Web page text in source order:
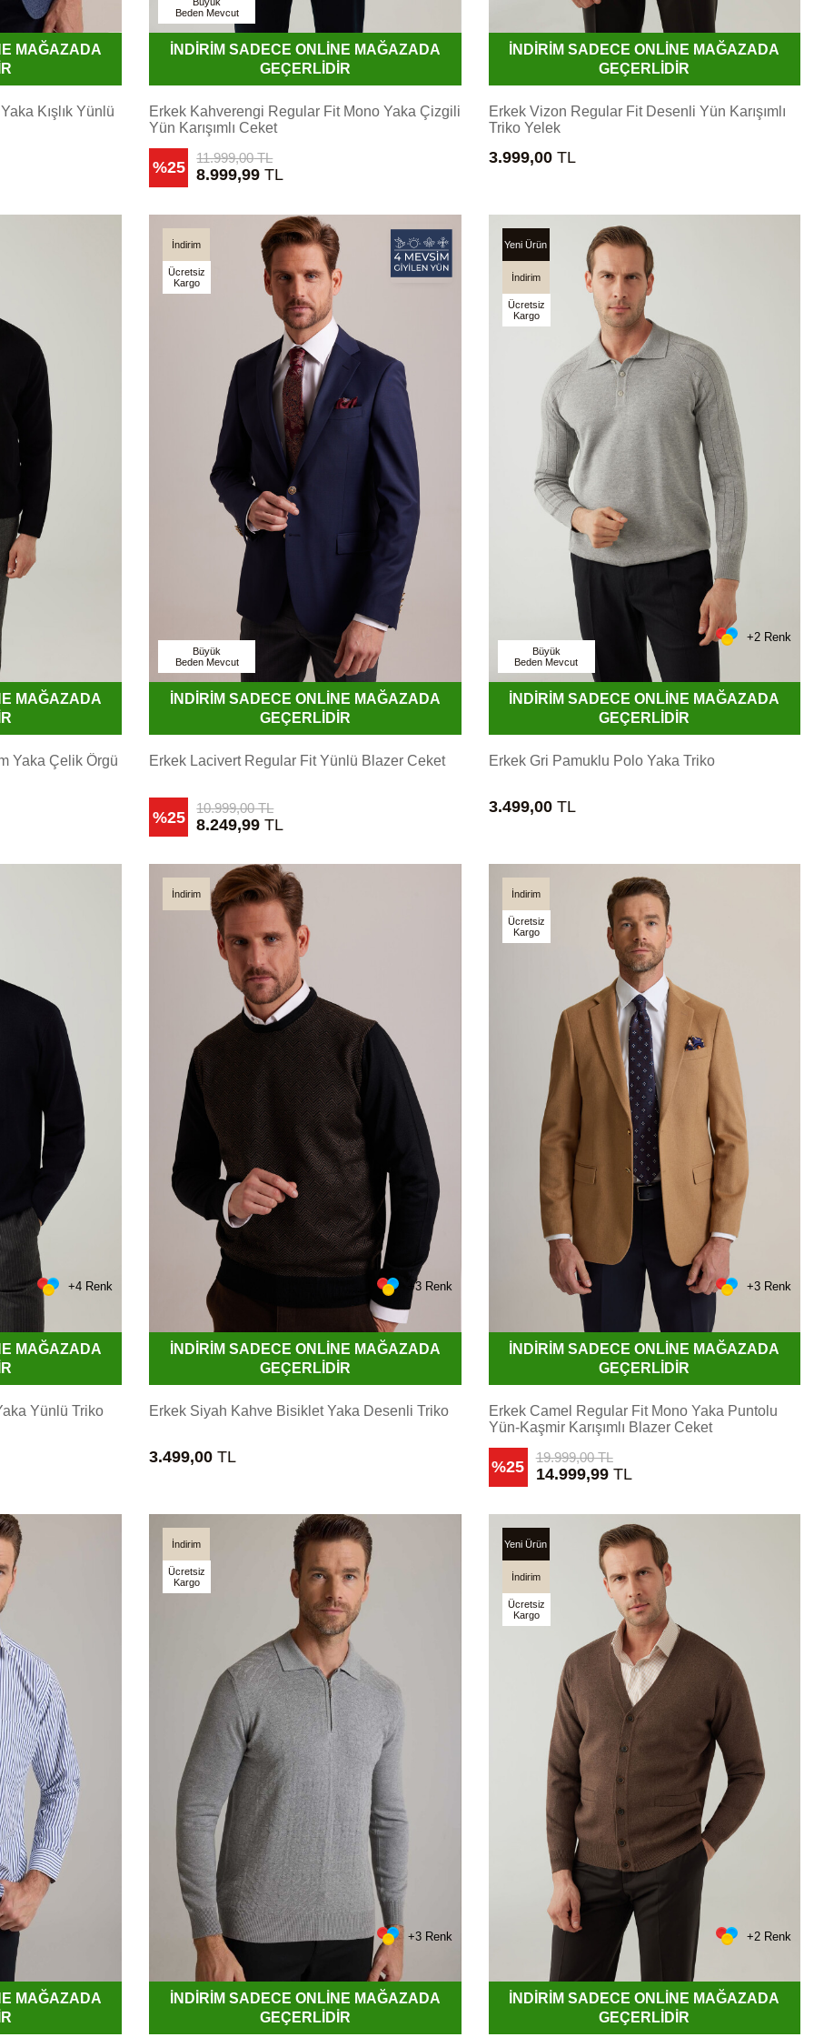
MAĞAZADA
Kışlık Yünlü
Beden Mevcut
İNDİRİM SADECE ONLİNE MAĞAZADA
GEÇERLİDİR
Erkek Kahverengi Regular Fit Mono Yaka Çizgili
Yün Karışımlı Ceket
%25
11.999,00TL
8.999,99 TL
İNDİRİM SADECE ONLİNE MAĞAZADA
GEÇERLİDİR
Erkek Vizon Regular Fit Desenli Yün Karışımlı
Triko Yelek
3.999,00TL
MAĞAZADA
Yaka Çelik Örgü
İndirim
Ücretsiz
Kargo
Büyük
Beden Mevcut
İNDİRİM SADECE ONLİNE MAĞAZADA
GEÇERLİDİR
Erkek Lacivert Regular Fit Yünlü Blazer Ceket
%25
10.999,00TL
8.249,99 TL
Yeni Ürün
İndirim
Ücretsiz
Kargo
Büyük
Beden Mevcut
+2 Renk
İNDİRİM SADECE ONLİNE MAĞAZADA
GEÇERLİDİR
Erkek Gri Pamuklu Polo Yaka Triko
3.499,00TL
+4 Renk
MAĞAZADA
Yünlü Triko
İndirim
+3 Renk
İNDİRİM SADECE ONLİNE MAĞAZADA
GEÇERLİDİR
Erkek Siyah Kahve Bisiklet Yaka Desenli Triko
3.499,00 TL
İndirim
Ücretsiz
Kargo
+3 Renk
İNDİRİM SADECE ONLİNE MAĞAZADA
GEÇERLİDİR
Erkek Camel Regular Fit Mono Yaka Puntolu
Yün-Kaşmir Karışımlı Blazer Ceket
%25
19.999,00TL
14.999,99TL
MAĞAZADA
İndirim
Ücretsiz
Kargo
+3 Renk
İNDİRİM SADECE ONLİNE MAĞAZADA
GEÇERLİDİR
Yeni Ürün
İndirim
Ücretsiz
Kargo
+2 Renk
İNDİRİM SADECE ONLİNE MAĞAZADA
GEÇERLİDİR